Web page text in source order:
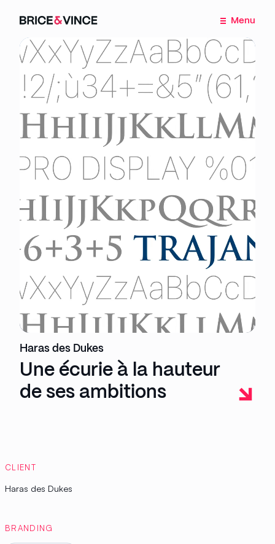
Brice
Vince
Menu
Haras des Dukes
Une écurie à la hauteur
de ses ambitions
CLIENT
Haras des Dukes
BRANDING